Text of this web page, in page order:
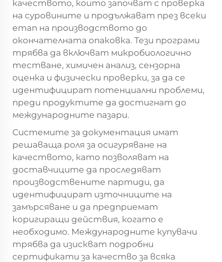
качеството, които започват с проверка
на суровините и продължават през всеки
етап на производството до
окончателната опаковка. Тези програми
трябва да включват микробиологично
тестване, химичен анализ, сензорна
оценка и физически проверки, за да се
идентифицират потенциални проблеми,
преди продуктите да достигнат до
международните пазари.
Системите за документация имат
решаваща роля за осигуряване на
качеството, като позволяват на
доставчиците да проследяват
производствените партиди, да
идентифицират източниците на
замърсяване и да предприемат
коригиращи действия, когато е
необходимо. Международните купувачи
трябва да изискват подробни
сертификати за качество за всяка